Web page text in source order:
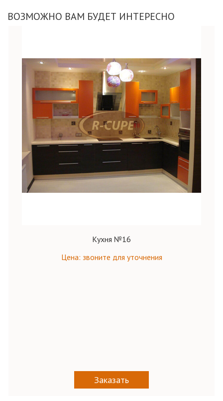
ВОЗМОЖНО ВАМ БУДЕТ ИНТЕРЕСНО
Кухня №16
Цена: звоните для уточнения
Заказать